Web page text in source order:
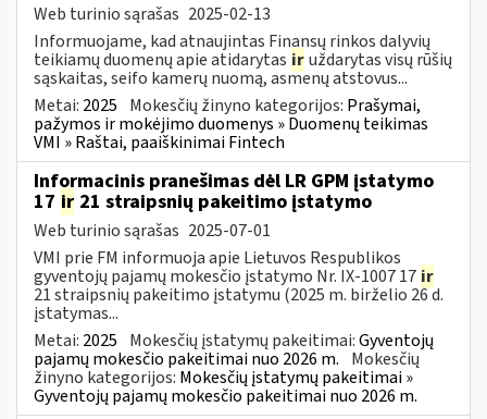
Web turinio sąrašas 2025-02-13
Informuojame, kad atnaujintas Finansų rinkos dalyvių
teikiamų duomenų apie atidarytas iruždarytas visų rūšių
sąskaitas, seifo kamerų nuomą, asmenų atstovus...
Metai: 2025 Mokesčių žinyno kategorijos: Prašymai,
pažymos ir mokėjimo duomenys » Duomenų teikimas
VMI » Raštai, paaiškinimai Fintech
Informacinis pranešimas dėl LR GPM įstatymo
17 ir 21 straipsnių pakeitimo įstatymo
Web turinio sąrašas 2025-07-01
VMI prie FM informuoja apie Lietuvos Respublikos
gyventojų pajamų mokesčio įstatymo Nr. IX-1007 17 ir
21 straipsnių pakeitimo įstatymu (2025 m. birželio 26 d.
įstatymas...
Metai: 2025 Mokesčių įstatymų pakeitimai:Gyventojų
pajamų mokesčio pakeitimai nuo 2026 m. Mokesčių
žinyno kategorijos: Mokesčių įstatymų pakeitimai »
Gyventojų pajamų mokesčio pakeitimai nuo 2026 m.